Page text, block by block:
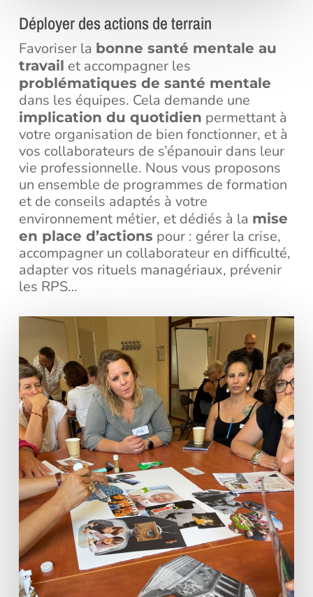
Déployer des actions de terrain
Favoriser la bonne santé mentale au
travail et accompagner les
problématiques de santé mentale
dans les équipes. Cela demande une
implication du quotidien permettant à
votre organisation de bien fonctionner, et à
vos collaborateurs de s’épanouir dans leur
vie professionnelle. Nous vous proposons
un ensemble de programmes de formation
et de conseils adaptés à votre
environnement métier, et dédiés à la mise
en place d’actions pour : gérer la crise,
accompagner un collaborateur en difficulté,
adapter vos rituels managériaux, prévenir
les RPS…